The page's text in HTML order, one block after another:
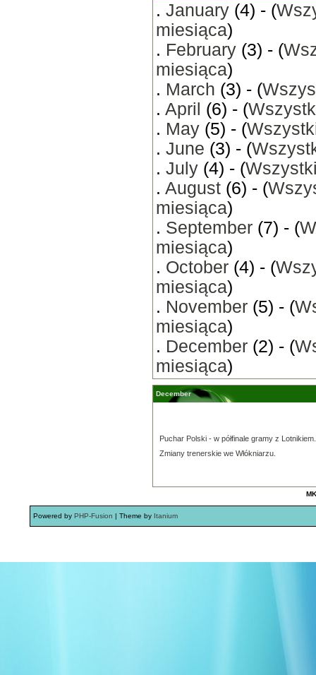
. January (4) - (
miesiąca)
. February (3) - (
miesiąca)
. March (3) - (
. April (6) - (
. May (5) - (
. June (3) - (
. July (4) - (
. August (6) - (
miesiąca)
. September (7) - (
miesiąca)
. October (4) - (
miesiąca)
. November (5) - (
miesiąca)
. December (2) - (
miesiąca)
December
Puchar Polski - w półfinale gramy z Lotnikiem.
Zmiany trenerskie we Włókniarzu.
Powered by PHP-Fusion | Theme by Itanium